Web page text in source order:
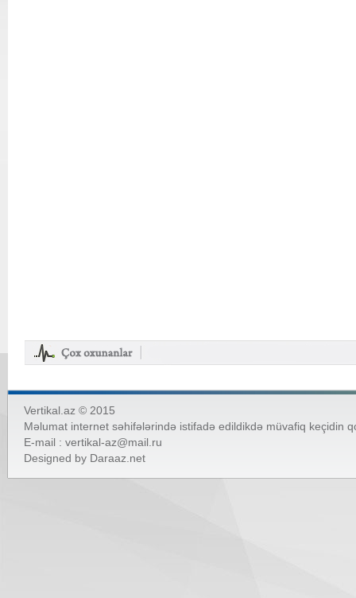
Vertikal.az © 2015
Məlumat internet səhifələrində istifadə edildikdə müvafiq keçidin
E-mail : vertikal-az@mail.ru
Designed by Daraaz.net